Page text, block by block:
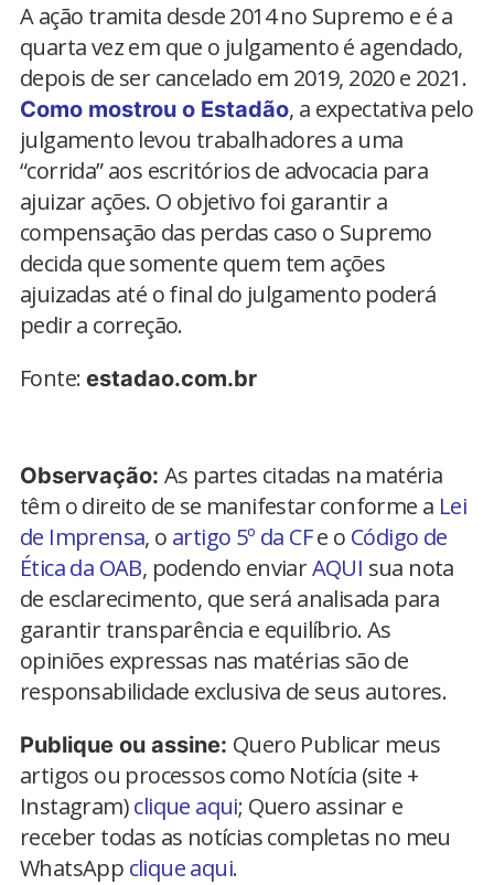
A ação tramita desde 2014 no Supremo e é a
quarta vez em que o julgamento é agendado,
depois de ser cancelado em 2019, 2020 e 2021.
Como mostrou o Estadão, a expectativa pelo
julgamento levou trabalhadores a uma
“corrida” aos escritórios de advocacia para
ajuizar ações. O objetivo foi garantir a
compensação das perdas caso o Supremo
decida que somente quem tem ações
ajuizadas até o final do julgamento poderá
pedir a correção.
Fonte: estadao.com.br
Observação: As partes citadas na matéria
têm o direito de se manifestar conforme a Lei
de Imprensa, o artigo 5º da CFe o Código de
Ética da OAB, podendo enviarAQUI sua nota
de esclarecimento, que será analisada para
garantir transparência e equilíbrio. As
opiniões expressas nas matérias são de
responsabilidade exclusiva de seus autores.
Publique ou assine: Quero Publicar meus
artigos ou processos como Notícia (site +
Instagram)clique aqui; Quero assinar e
receber todas as notícias completas no meu
WhatsApp clique aqui.